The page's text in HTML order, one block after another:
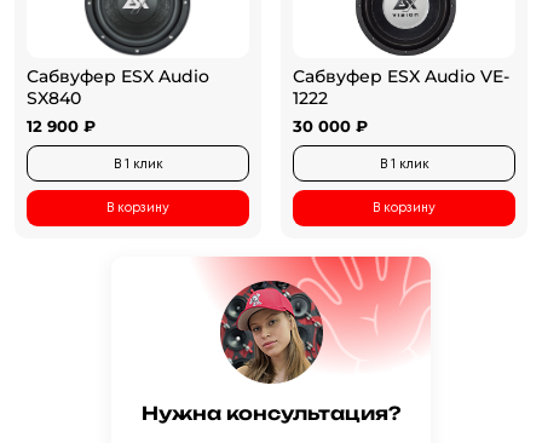
Сабвуфер ESX Audio
SX840
12 900 ₽
В 1 клик
В корзину
Сабвуфер ESX Audio VE-
1222
30 000 ₽
В 1 клик
В корзину
Нужна консультация?